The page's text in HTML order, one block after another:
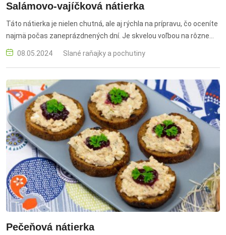
Salámovo-vajíčková nátierka
Táto nátierka je nielen chutná, ale aj rýchla na prípravu, čo oceníte
najmä počas zaneprázdnených dní. Je skvelou voľbou na rôzne
príležitosti, od raňajok po večerné pohostenie. salámovo-vajíčková
nátierka, nátierka, vajíčka, saláma, syr, horčica, raňajky, desiata,
08.05.2024 Slané raňajky a pochutiny
Pečeňová nátierka